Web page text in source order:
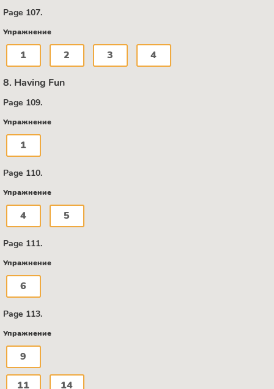
Page 107.
Упражнение
1 2 3 4
8. Having Fun
Page 109.
Упражнение
1
Page 110.
Упражнение
4 5
Page 111.
Упражнение
6
Page 113.
Упражнение
9
11 14